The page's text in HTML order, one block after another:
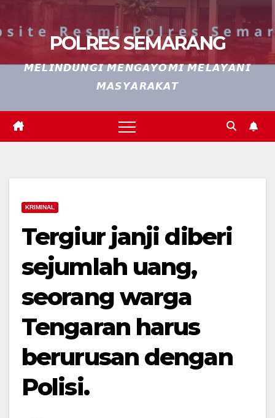
POLRES SEMARANG
𝙈𝙀𝙇𝙄𝙉𝘿𝙐𝙉𝙂𝙄 𝙈𝙀𝙉𝙂𝘼𝙔𝙊𝙈𝙄 𝙈𝙀𝙇𝘼𝙔𝘼𝙉𝙄
𝙈𝘼𝙎𝙔𝘼𝙍𝘼𝙆𝘼𝙏
KRIMINAL
Tergiur janji diberi
sejumlah uang,
seorang warga
Tengaran harus
berurusan dengan
Polisi.